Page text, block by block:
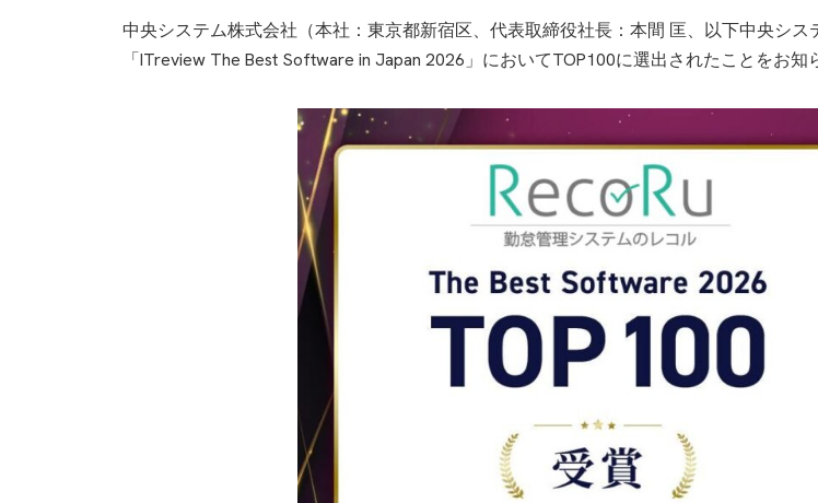
中央システム株式会社（本社：東京都新宿区、代表取締役社長：本間 匡、以下中央シ
「ITreview The Best Software in Japan 2026」においてTOP100に選出されたことをお知